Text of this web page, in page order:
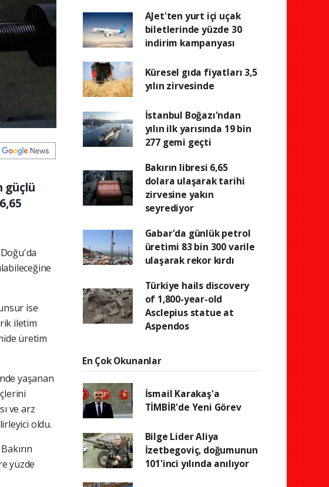
güçlü
ise
iletim
üretim
yaşanan
ve arz
oldu.
yüzde
AJet'ten yurt içi uçak
biletlerinde yüzde 30
indirim kampanyası
Küresel gıda fiyatları 3,5
yılın zirvesinde
İstanbul Boğazı'ndan
yılın ilk yarısında 19 bin
277 gemi geçti
Bakırın libresi 6,65
dolara ulaşarak tarihi
zirvesine yakın
seyrediyor
Gabar'da günlük petrol
üretimi 83 bin 300 varile
ulaşarak rekor kırdı
Türkiye hails discovery
of 1,800-year-old
Asclepius statue at
Aspendos
En Çok Okunanlar
İsmail Karakaş'a
TİMBİR'de Yeni Görev
Bilge Lider Aliya
İzetbegoviç, doğumunun
101'inci yılında anılıyor